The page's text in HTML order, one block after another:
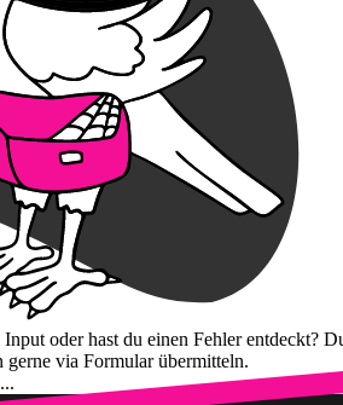
oder hast du einen Fehler entdeckt?
gerne via Formular übermitteln.